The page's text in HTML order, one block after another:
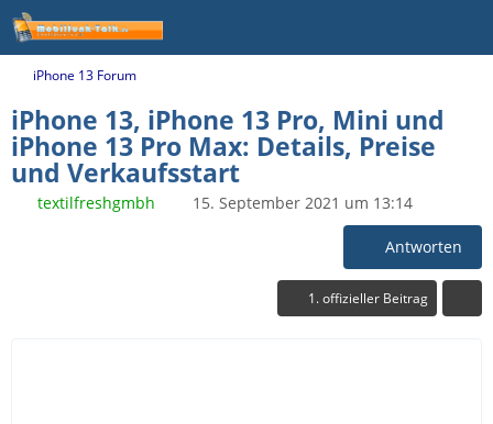
iPhone 13 Forum
iPhone 13, iPhone 13 Pro, Mini und
iPhone 13 Pro Max: Details, Preise
und Verkaufsstart
textilfreshgmbh 15. September 2021 um 13:14
Antworten
1. offizieller Beitrag